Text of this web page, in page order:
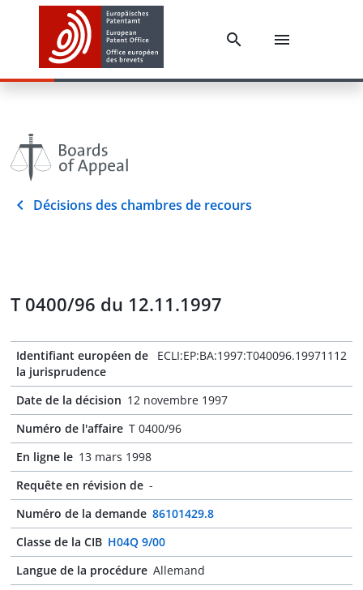
Décisions des chambres de recours
T 0400/96 du 12.11.1997
Identifiant européen de
la jurisprudence
ECLI:EP:BA:1997:T040096.19971112
Date de la décision 12 novembre 1997
Numéro de l'affaire T 0400/96
En ligne le 13 mars 1998
Requête en révision de -
Numéro de la demande 86101429.8
Classe de la CIB H04Q 9/00
Langue de la procédure Allemand